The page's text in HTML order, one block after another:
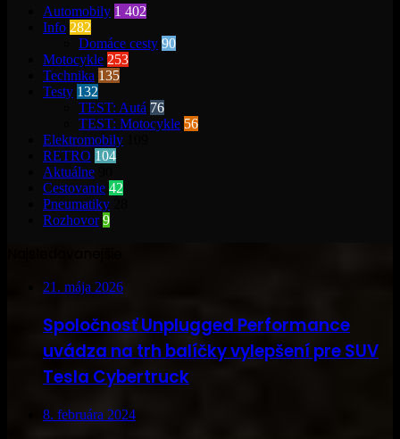
Automobily 1 402
Info 282
Domáce cesty 90
Motocykle 253
Technika 135
Testy 132
TEST: Autá 76
TEST: Motocykle 56
Elektromobily
RETRO 104
Aktuálne
Cestovanie 42
Pneumatiky
Rozhovor 9
21. mája 2026
Spoločnosť Unplugged Performance
uvádza na trh balíčky vylepšení pre SUV
Tesla Cybertruck
8. februára 2024